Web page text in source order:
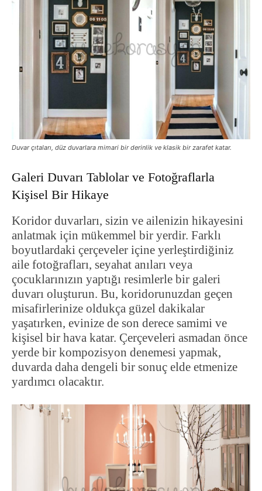
Duvar çıtaları, düz duvarlara mimari bir derinlik ve klasik bir zarafet katar.
Galeri Duvarı Tablolar ve Fotoğraflarla
Kişisel Bir Hikaye
Koridor duvarları, sizin ve ailenizin hikayesini
anlatmak için mükemmel bir yerdir. Farklı
boyutlardaki çerçeveler içine yerleştirdiğiniz
aile fotoğrafları, seyahat anıları veya
çocuklarınızın yaptığı resimlerle bir galeri
duvarı oluşturun. Bu, koridorunuzdan geçen
misafirlerinize oldukça güzel dakikalar
yaşatırken, evinize de son derece samimi ve
kişisel bir hava katar. Çerçeveleri asmadan önce
yerde bir kompozisyon denemesi yapmak,
duvarda daha dengeli bir sonuç elde etmenize
yardımcı olacaktır.